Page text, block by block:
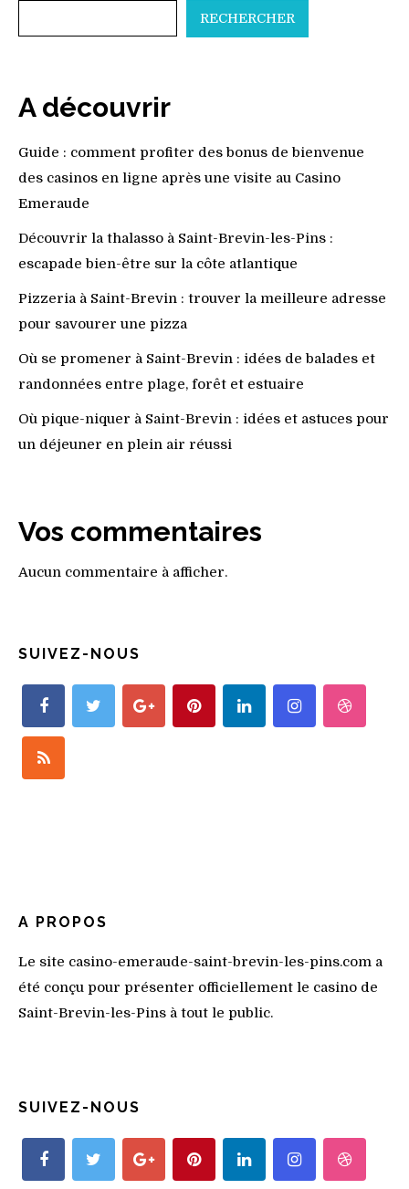
RECHERCHER
A découvrir
Guide : comment profiter des bonus de bienvenue
des casinos en ligne après une visite au Casino
Emeraude
Découvrir la thalasso à Saint-Brevin-les-Pins :
escapade bien-être sur la côte atlantique
Pizzeria à Saint-Brevin : trouver la meilleure adresse
pour savourer une pizza
Où se promener à Saint-Brevin : idées de balades et
randonnées entre plage, forêt et estuaire
Où pique-niquer à Saint-Brevin : idées et astuces pour
un déjeuner en plein air réussi
Vos commentaires
Aucun commentaire à afficher.
SUIVEZ-NOUS
A PROPOS
Le site casino-emeraude-saint-brevin-les-pins.com a
été conçu pour présenter officiellement le casino de
Saint-Brevin-les-Pins à tout le public.
SUIVEZ-NOUS